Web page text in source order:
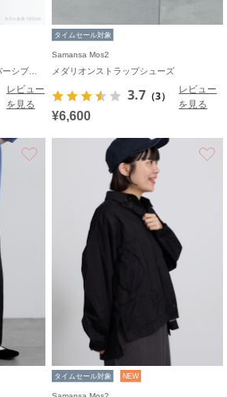
レビュー
を見る
タイムセール対象
Samansa Mos2
メダリオンストラップシューズ
3.7 （3）
レビュー
を見る
¥6,600
タイムセール対象 NEW